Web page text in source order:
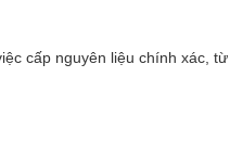
cấp nguyên liệu chính xác,